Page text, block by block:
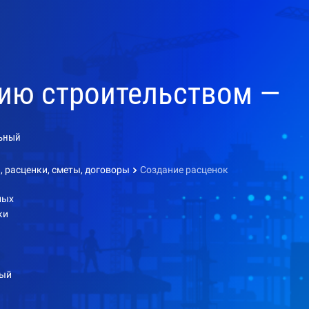
строительством —
расценки, сметы, договоры Создание расценок